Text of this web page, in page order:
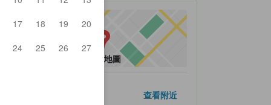
17 18 19
20
24 25 26
27
查看地圖
1.4公里
查看附近